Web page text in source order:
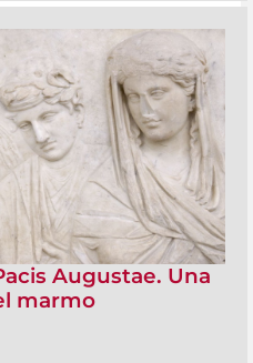
Augustae. Una
marmo